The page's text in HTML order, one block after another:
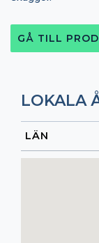
GÅ TILL
LOKALA